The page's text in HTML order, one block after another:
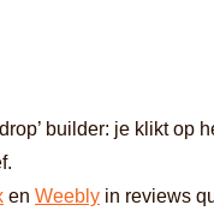
builder: je klikt op
en Weebly in reviews